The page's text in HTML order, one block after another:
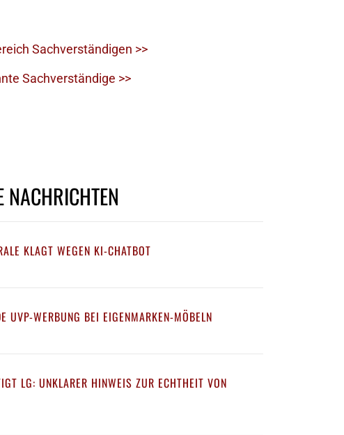
Sachverständigen >>
Sachverständige >>
NACHRICHTEN
KLAGT WEGEN KI-CHATBOT
UVP-WERBUNG BEI EIGENMARKEN-MÖBELN
LG: UNKLARER HINWEIS ZUR ECHTHEIT VON